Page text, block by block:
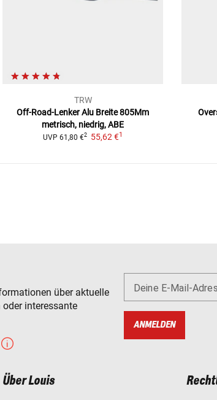
TRW
Off-Road-Lenker Alu Breite 805Mm
metrisch, niedrig, ABE
UVP 61,80 €2 55,62 €1
über aktuelle
interessante
Deine E-Mail-
ANMELDEN
Über Louis